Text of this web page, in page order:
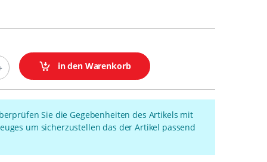
in den Warenkorb
Sie die Gegebenheiten des Artikels mit
um sicherzustellen das der Artikel passend